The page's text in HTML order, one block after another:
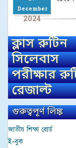
December
2024
ক্লাস রুটিন
সিলেবাস
পরীক্ষার
রেজাল্ট
গুরুত্বপূর্ণ লিঙ্ক
জাতীয় শিক্ষা বোর্ড
ই-বুক